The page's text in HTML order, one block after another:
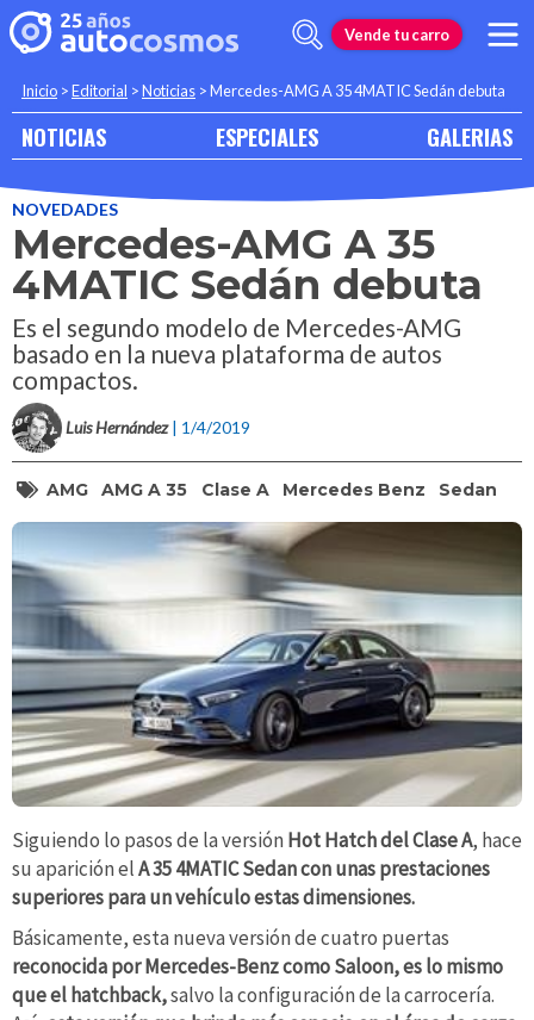
Vende tu carro
Inicio >Editorial >Noticias >Mercedes-AMG A 35 4MATIC Sedán debuta
NOTICIAS ESPECIALES GALERIAS
NOVEDADES
Mercedes-AMG A 35
4MATIC Sedán debuta
Es el segundo modelo de Mercedes-AMG
basado en la nueva plataforma de autos
compactos.
Luis Hernández | 1/4/2019
AMG AMG A 35 Clase A Mercedes Benz Sedan
Siguiendo lo pasos de la versión Hot Hatch del Clase A, hace
su aparición elA 35 4MATIC Sedan con unas prestaciones
superiores para un vehículo estas dimensiones.
Básicamente, esta nueva versión de cuatro puertas
reconocida por Mercedes-Benz como Saloon,es lo mismo
que el hatchback,salvo la configuración de la carrocería.